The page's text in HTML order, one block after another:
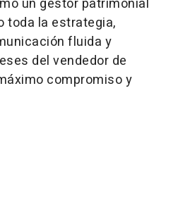
un gestor patrimonial
toda la estrategia,
fluida y
del vendedor de
compromiso y